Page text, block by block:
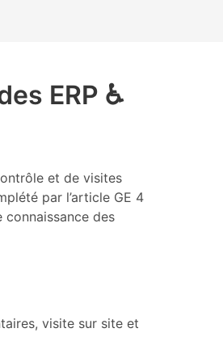
ERP ♿
et de visites
par l’article GE 4
des
visite sur site et